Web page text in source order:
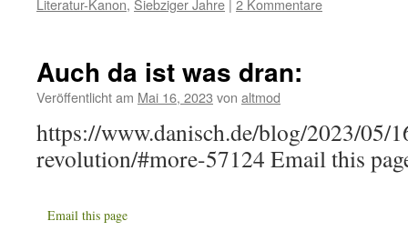
Literatur-Kanon, Siebziger Jahre | 2 Kommentare
Auch da ist was dran:
Veröffentlicht am Mai 16, 2023 von altmod
https://www.danisch.de/blog/2023/05/
revolution/#more-57124 Email this
Email this page